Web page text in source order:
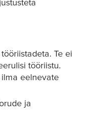
Te ei
tööriistu.
eelnevate
ja